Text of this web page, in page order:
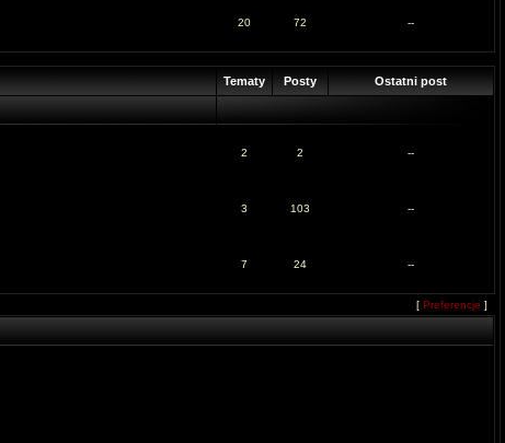
20 72 --
Tematy Posty Ostatni post
2 2 --
3 103 --
7 24 --
[ Preferencje ]